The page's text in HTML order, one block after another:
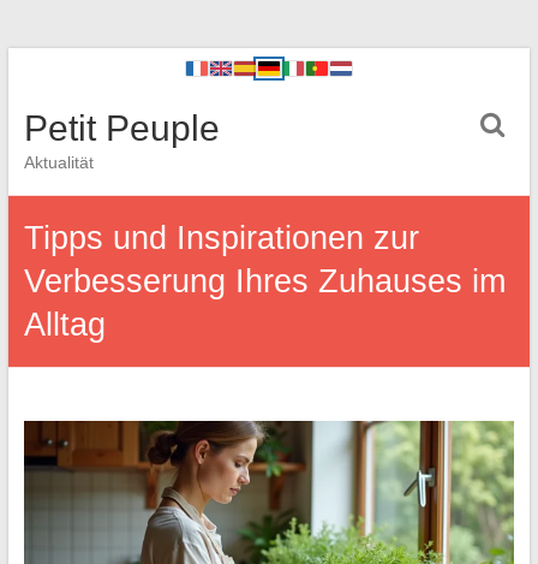
Petit Peuple
Aktualität
Tipps und Inspirationen zur
Verbesserung Ihres Zuhauses im
Alltag